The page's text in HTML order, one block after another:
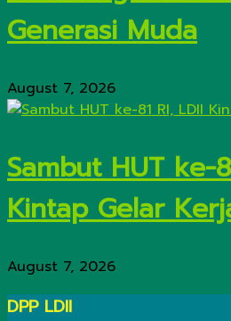
Generasi Muda
August 7, 2026
Sambut HUT ke-
Kintap Gelar
August 7, 2026
DPP LDII